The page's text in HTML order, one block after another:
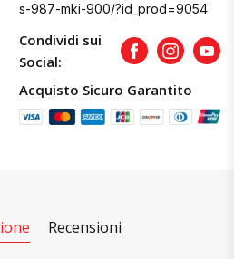
s-987-mki-900/?id_prod=9054
Condividi sui
Social:
FacebookInstagram
Acquisto Sicuro Garantito
Recensioni